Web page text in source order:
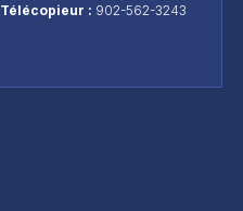
Télécopieur : 902-562-3243